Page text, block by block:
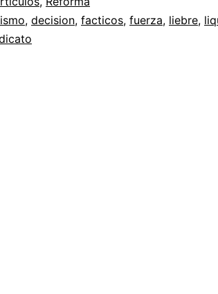
, decision, facticos, fuerza, liebre,